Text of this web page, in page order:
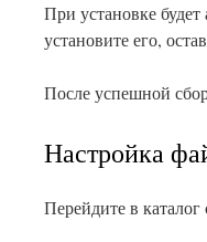
При установке
установите его,
После успешной
Настройка
Перейдите в